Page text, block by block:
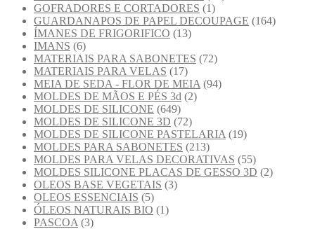
GOFRADORES E CORTADORES (1)
GUARDANAPOS DE PAPEL DECOUPAGE (164)
ÍMANES DE FRIGORIFICO (13)
IMANS (6)
MATERIAIS PARA SABONETES (72)
MATERIAIS PARA VELAS (17)
MEIA DE SEDA - FLOR DE MEIA (94)
MOLDES DE MÃOS E PÉS 3d (2)
MOLDES DE SILICONE (649)
MOLDES DE SILICONE 3D (72)
MOLDES DE SILICONE PASTELARIA (19)
MOLDES PARA SABONETES (213)
MOLDES PARA VELAS DECORATIVAS (55)
MOLDES SILICONE PLACAS DE GESSO 3D (2)
OLEOS BASE VEGETAIS (3)
OLEOS ESSENCIAIS (5)
ÓLEOS NATURAIS BIO (1)
PASCOA (3)